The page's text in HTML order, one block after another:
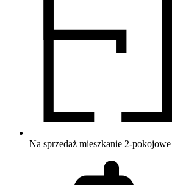
Na sprzedaż mieszkanie 2-